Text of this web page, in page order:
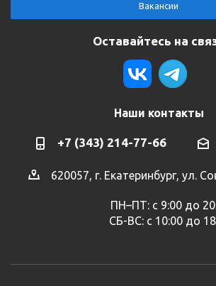
Вакансии
Оставайтесь на
Наши контакты
+7 (343) 214-77-66
620057, г. Екатеринбург, ул.
ПН–ПТ: с 9:00 до
СБ-ВС: с 10:00 до